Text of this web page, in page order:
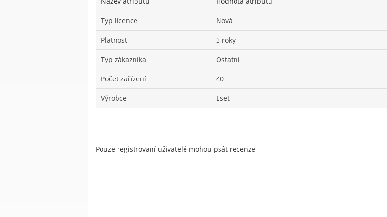
Typ licence Nová
Platnost 3 roky
Typ zákazníka Ostatní
Počet zařízení 40
Výrobce Eset
Pouze registrovaní uživatelé mohou psát recenze